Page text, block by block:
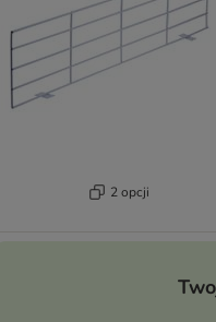
2 opcji